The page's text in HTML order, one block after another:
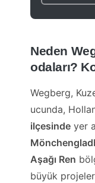
Neden
odaları?
Wegberg,
ucunda,
ilçesinde yer
Aşağı Ren
büyük